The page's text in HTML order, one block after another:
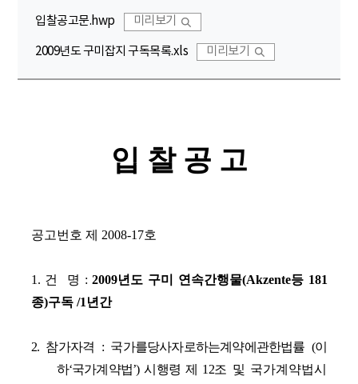
입찰공고문.hwp 미리보기
2009년도 구미잡지 구독목록.xls 미리보기
입 찰 공 고
공고번호 제 2008-17호
1. 건 명 :2009년도 구미 연속간행물(Akzente등 181
종)구독 /1년간
2. 참가자격 : 국가를당사자로하는계약에관한법률 (이
하‘국가계약법’) 시행령 제 12조 및 국가계약법시